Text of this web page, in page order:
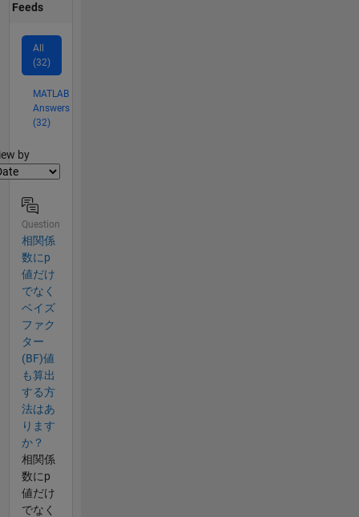
Feeds
All
(32)
MATLAB
Answers
(32)
by
Question
相関係
数にp
値だけ
でなく
ベイズ
ファク
ター
(BF)値
も算出
する方
法はあ
ります
か？
相関係
数にp
値だけ
でなく